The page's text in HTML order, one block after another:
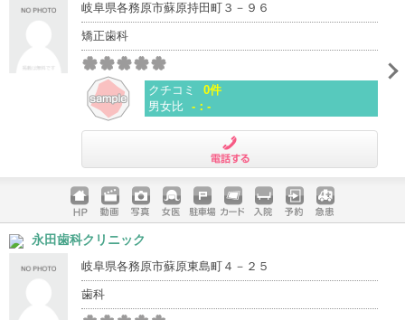
岐阜県各務原市蘇原持田町３－９６
矯正歯科
クチコミ
0件
男女比 -：-
ホームペ
ージ
動画 写真 女医 駐車場
クレジッ
入院 予約 急患
永田歯科クリニック
岐阜県各務原市蘇原東島町４－２５
歯科